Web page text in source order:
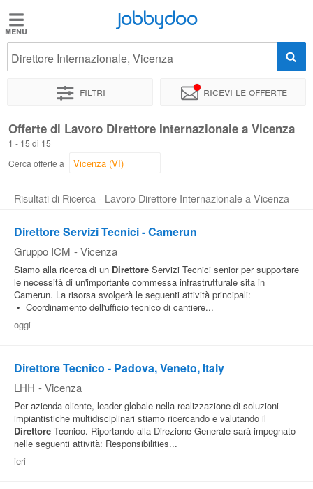
Jobbydoo
Offerte
Stipendi
Elenco
Blog
Pubblica
Area
Aziende
Jobbydoo
Direttore Internazionale, Vicenza
Filtri Ricevi le offerte
Offerte di Lavoro Direttore Internazionale a Vicenza
1 - 15 di 15
Cerca offerte a
Risultati di Ricerca - Lavoro Direttore Internazionale a Vicenza
Direttore Servizi Tecnici - Camerun
Gruppo ICM - Vicenza
Siamo alla ricerca di un Direttore Servizi Tecnici senior per supportare
le necessità di un'importante commessa infrastrutturale sita in
Camerun. La risorsa svolgerà le seguenti attività principali:
• Coordinamento dell'ufficio tecnico di cantiere...
oggi
Direttore Tecnico - Padova, Veneto, Italy
LHH - Vicenza
Per azienda cliente, leader globale nella realizzazione di soluzioni
impiantistiche multidisciplinari stiamo ricercando e valutando il
Direttore Tecnico. Riportando alla Direzione Generale sarà impegnato
nelle seguenti attività: Responsibilities...
ieri